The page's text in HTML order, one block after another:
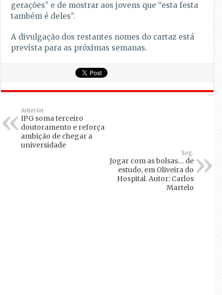
gerações” e de mostrar aos jovens que “esta festa
também é deles”.
A divulgação dos restantes nomes do cartaz está
prevista para as próximas semanas.
Anterior
IPG soma terceiro
doutoramento e reforça
ambição de chegar a
universidade
Seg.
Jogar com as bolsas… de
estudo, em Oliveira do
Hospital. Autor: Carlos
Martelo